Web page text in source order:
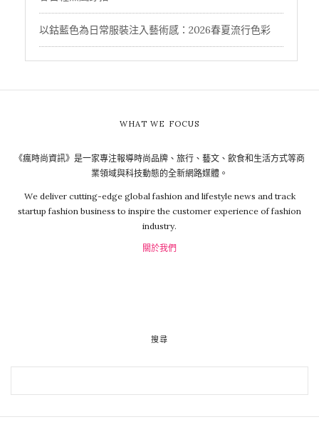
以鈷藍色為日常服裝注入藝術感：2026春夏流行色彩
WHAT WE FOCUS
《瘋時尚資訊》是一家專注報導時尚品牌、旅行、藝文、飲食和生活方式等商
業領域與科技動態的全新網路媒體。
We deliver cutting-edge global fashion and lifestyle news and track
startup fashion business to inspire the customer experience of fashion
industry.
關於我們
搜尋